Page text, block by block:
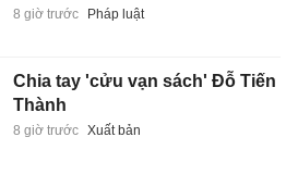
8 giờ trước Pháp luật
Chia tay 'cửu vạn sách' Đỗ Tiến
Thành
8 giờ trước Xuất bản